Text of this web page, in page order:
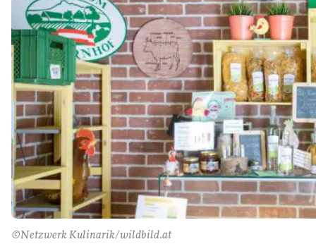
©Netzwerk Kulinarik/wildbild.at